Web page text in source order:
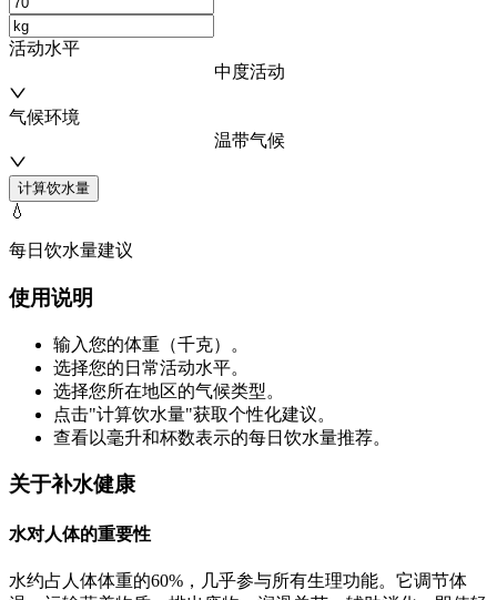
活动水平
中度活动
气候环境
温带气候
计算饮水量
💧
每日饮水量建议
使用说明
输入您的体重（千克）。
选择您的日常活动水平。
选择您所在地区的气候类型。
点击"计算饮水量"获取个性化建议。
查看以毫升和杯数表示的每日饮水量推荐。
关于补水健康
水对人体的重要性
水约占人体体重的60%，几乎参与所有生理功能。它调节体